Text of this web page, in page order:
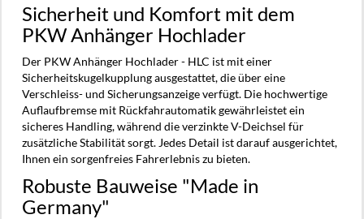
Sicherheit und Komfort mit dem
PKW Anhänger Hochlader
Der PKW Anhänger Hochlader - HLC ist mit einer
Sicherheitskugelkupplung ausgestattet, die über eine
Verschleiss- und Sicherungsanzeige verfügt. Die hochwertige
Auflaufbremse mit Rückfahrautomatik gewährleistet ein
sicheres Handling, während die verzinkte V-Deichsel für
zusätzliche Stabilität sorgt. Jedes Detail ist darauf ausgerichtet,
Ihnen ein sorgenfreies Fahrerlebnis zu bieten.
Robuste Bauweise "Made in
Germany"